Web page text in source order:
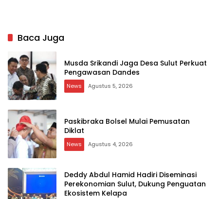
Baca Juga
Musda Srikandi Jaga Desa Sulut Perkuat
Pengawasan Dandes
News Agustus 5, 2026
Paskibraka Bolsel Mulai Pemusatan
Diklat
News Agustus 4, 2026
Deddy Abdul Hamid Hadiri Diseminasi
Perekonomian Sulut, Dukung Penguatan
Ekosistem Kelapa